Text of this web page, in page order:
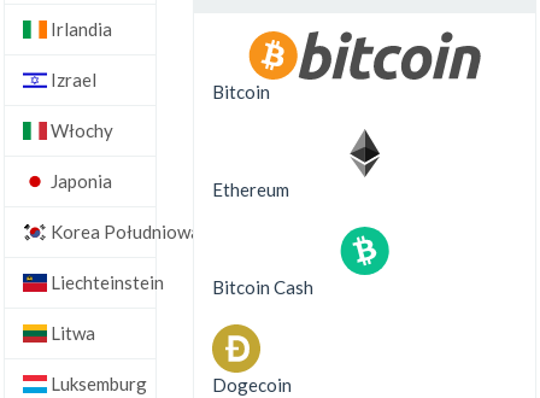
Irlandia
Izrael
Włochy
Japonia
Korea Południowa
Liechteinstein
Litwa
Luksemburg
Bitcoin
Ethereum
Bitcoin Cash
Dogecoin